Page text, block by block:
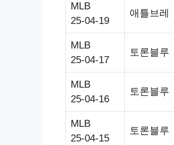
MLB
25-04-19
애틀브레
MLB
25-04-17
토론블루
MLB
25-04-16
토론블루
MLB
25-04-15
토론블루